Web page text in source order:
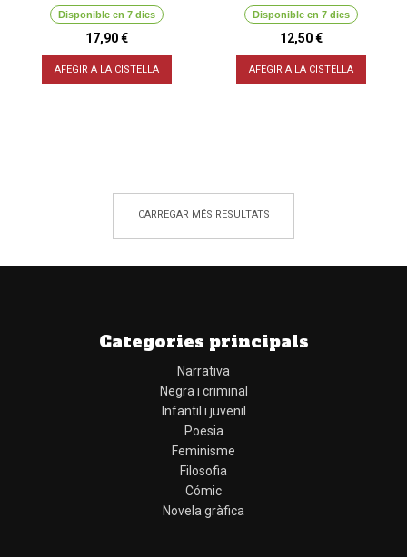
Disponible en 7 dies
17,90 €
AFEGIR A LA CISTELLA
Disponible en 7 dies
12,50 €
AFEGIR A LA CISTELLA
CARREGAR MÉS RESULTATS
Categories principals
Narrativa
Negra i criminal
Infantil i juvenil
Poesia
Feminisme
Filosofia
Cómic
Novela gràfica